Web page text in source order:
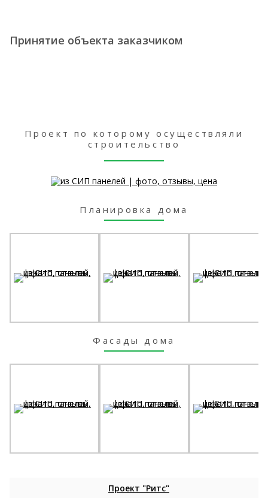
Принятие объекта заказчиком
Проект по которому осуществляли
строительство
Планировка дома
Фасады дома
Проект "Ритс"